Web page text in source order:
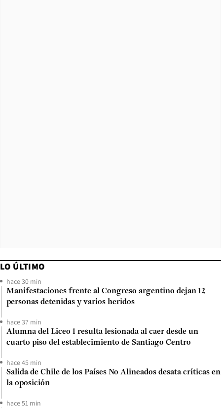
LO ÚLTIMO
hace 30 min
Manifestaciones frente al Congreso argentino dejan 12
personas detenidas y varios heridos
hace 37 min
Alumna del Liceo 1 resulta lesionada al caer desde un
cuarto piso del establecimiento de Santiago Centro
hace 45 min
Salida de Chile de los Países No Alineados desata críticas en
la oposición
hace 51 min